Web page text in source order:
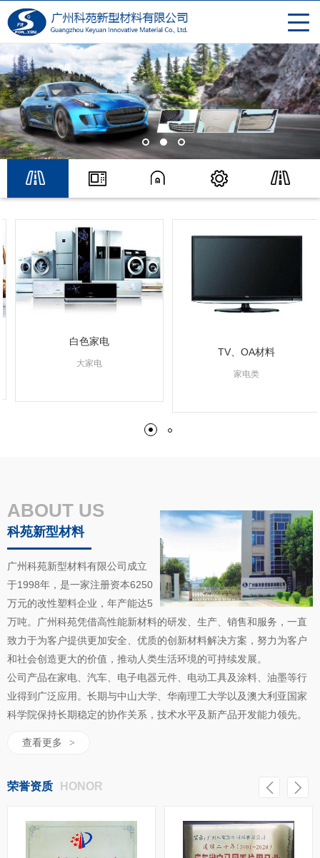
白色家电
大家电
TV、OA材料
家电类
电器零部件
E&E
照明行业
照明材料
风道
低气味等级风道材料
充电桩
新能源汽车
抗菌材料
创新型材料 轻钢材料
创新材料
垃圾袋
生物降解
商超袋（背心袋）
生物降解
ABOUT US
科苑新型材料
广州科苑新型材料有限公司成立
于1998年，是一家注册资本6250
万元的改性塑料企业，年产能达5
万吨。广州科苑凭借高性能新材料的研发、生产、销售和服务，一直
致力于为客户提供更加安全、优质的创新材料解决方案，努力为客户
和社会创造更大的价值，推动人类生活环境的可持续发展。
公司产品在家电、汽车、电子电器元件、电动工具及涂料、油墨等行
业得到广泛应用。长期与中山大学、华南理工大学以及澳大利亚国家
科学院保持长期稳定的协作关系，技术水平及新产品开发能力领先。
查看更多 >
荣誉资质 HONOR